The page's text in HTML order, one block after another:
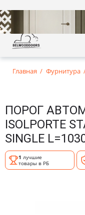
Главная Фурнитура
ПОРОГ
ISOLPORTE
SINGLE
1 лучшие
товары в РБ